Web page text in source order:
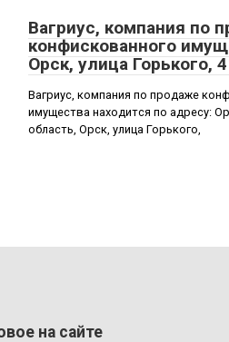
Вагриус, компания по
конфискованного
Орск, улица Горького,
Вагриус, компания по продаже
имущества находится по адресу:
область, Орск, улица Горького,
на сайте